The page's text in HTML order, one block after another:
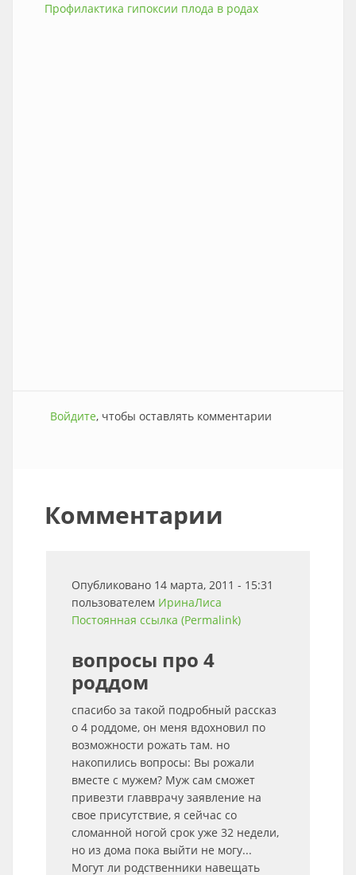
Профилактика гипоксии плода в родах
Войдите, чтобы оставлять комментарии
Комментарии
Опубликовано 14 марта, 2011 - 15:31
пользователем ИринаЛиса
Постоянная ссылка (Permalink)
вопросы про 4
роддом
спасибо за такой подробный рассказ
о 4 роддоме, он меня вдохновил по
возможности рожать там. но
накопились вопросы: Вы рожали
вместе с мужем? Муж сам сможет
привезти главврачу заявление на
свое присутствие, я сейчас со
сломанной ногой срок уже 32 недели,
но из дома пока выйти не могу...
Могут ли родственники навещать